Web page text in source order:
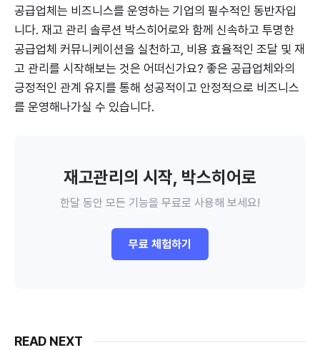
공급업체는 비즈니스를 운영하는 기업의 필수적인 동반자입
니다. 재고 관리 솔루션 박스히어로와 함께 신속하고 투명한
공급업체 커뮤니케이션을 실천하고, 비용 효율적인 조달 및 재
고 관리를 시작해보는 것은 어떠신가요? 좋은 공급업체와의
긍정적인 관계 유지를 통해 성공적이고 안정적으로 비즈니스
를 운영해나가실 수 있습니다.
재고관리의 시작, 박스히어로
한달 동안 모든 기능을 무료로 사용해 보세요!
무료 체험하기
READ NEXT